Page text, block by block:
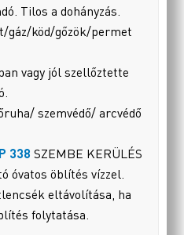
Tilos a dohányzás.
gáz/köd/gőzök/permet
vagy jól szellőztette
szemvédő/ arcvédő
338 SZEMBE KERÜLÉS
óvatos öblítés vízzel.
eltávolítása, ha
folytatása.